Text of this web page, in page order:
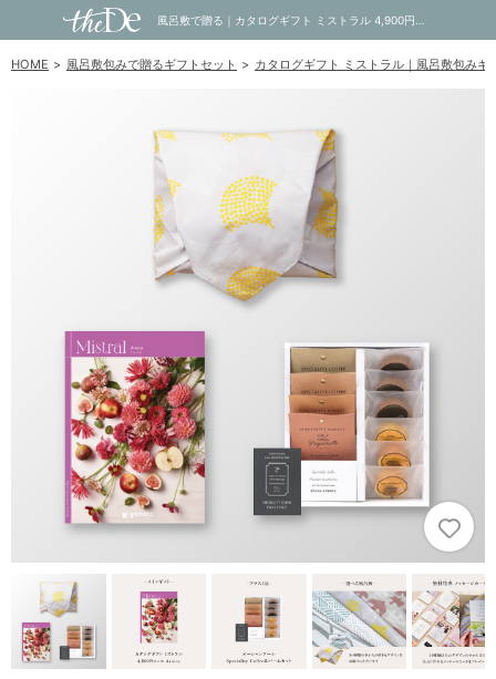
HOME 風呂敷包みで贈るギフトセット カタログギフト ミストラル｜風呂敷包みギ